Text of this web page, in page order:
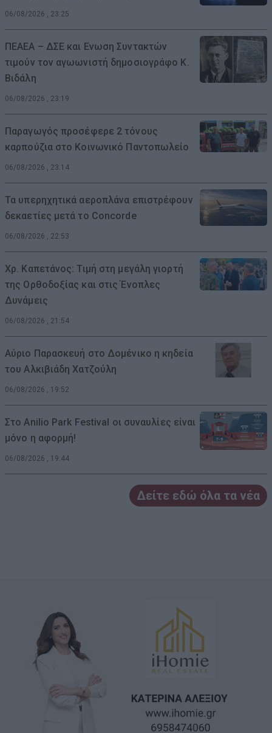
06/08/2026 , 23:25
ΠΕΑΕΑ – ΔΣΕ και Ενωση Συντακτών
τιμούν τον αγωωνιστή δημοσιογράφο Κ.
Βιδάλη
06/08/2026 , 23:19
Παραγωγός προσέφερε 2 τόνους
καρπούζια στο Κοινωνικό Παντοπωλείο
06/08/2026 , 23:14
Τα υπερηχητικά αεροπλάνα επιστρέφουν
δεκαετίες μετά το Concorde
06/08/2026 , 22:53
Χρ. Καπετάνος: Τιμή στη μεγάλη γιορτή
της Ορθοδοξίας και στις Ένοπλες
Δυνάμεις
06/08/2026 , 21:54
Αύριο Παρασκευή στο Δομένικο η κηδεία
του Αλκιβιάδη Χατζούλη
06/08/2026 , 19:52
Στο Anilio Park Festival οι συναυλίες είναι
μόνο η αφορμή!
06/08/2026 , 19:44
Δείτε εδώ όλα τα νέα